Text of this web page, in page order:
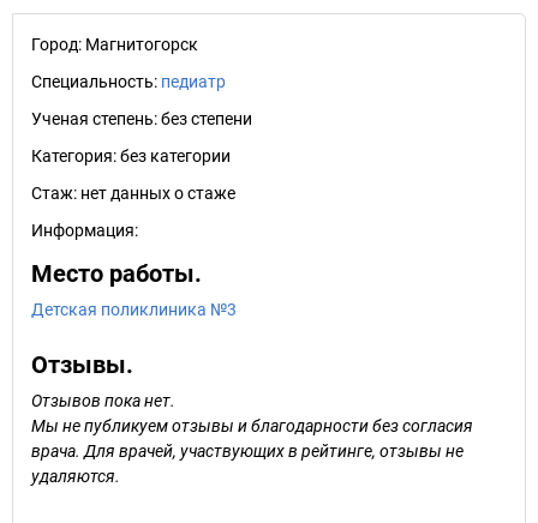
Город: Магнитогорск
Специальность: педиатр
Ученая степень:без степени
Категория:без категории
Стаж: нет данных о стаже
Информация:
Место работы.
Детская поликлиника №3
Отзывы.
Отзывов пока нет.
Мы не публикуем отзывы и благодарности без согласия
врача. Для врачей, участвующих в рейтинге, отзывы не
удаляются.